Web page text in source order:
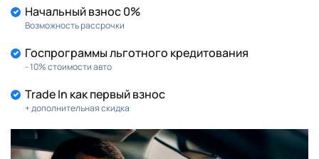
Начальный взнос 0%
Возможность рассрочки
Госпрограммы льготного кредитования
- 10% стоимости авто
Trade In как первый взнос
+ дополнительная скидка